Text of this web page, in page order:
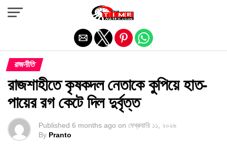
রাজনীতি
রাজশাহীতে কৃষকদল নেতাকে কুপিয়ে হাত-
পায়ের রগ কেটে দিল দুর্বৃত্ত
Published 6 months ago on ফেব্রুয়ারি ১১, ২০২৬
By Pranto
Exit mobile version